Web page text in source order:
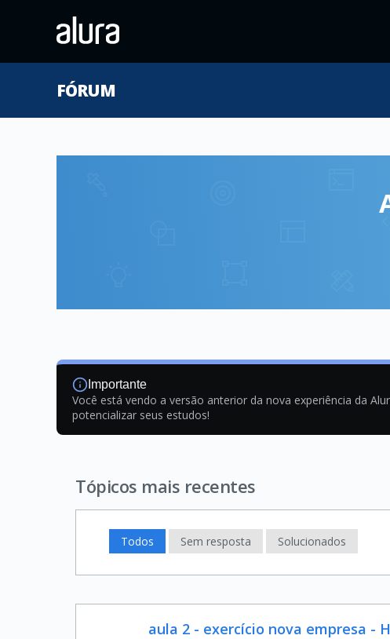
FÓRUM
Importante
Você está vendo a versão anterior da nova experiência da
potencializar seus estudos!
Tópicos mais recentes
Todos Sem resposta Solucionados
aula 2 - exercício nova empresa -